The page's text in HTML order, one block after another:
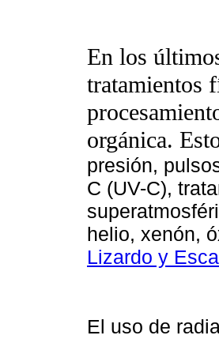
En los
tratamientos
orgánica.
presión,
C (UV-C),
helio, xenón,
Lizardo y
El uso de